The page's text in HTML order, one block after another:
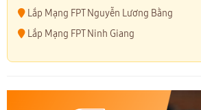
Lắp Mạng FPT Nguyễn Lương Bằng
Lắp Mạng FPT Ninh Giang